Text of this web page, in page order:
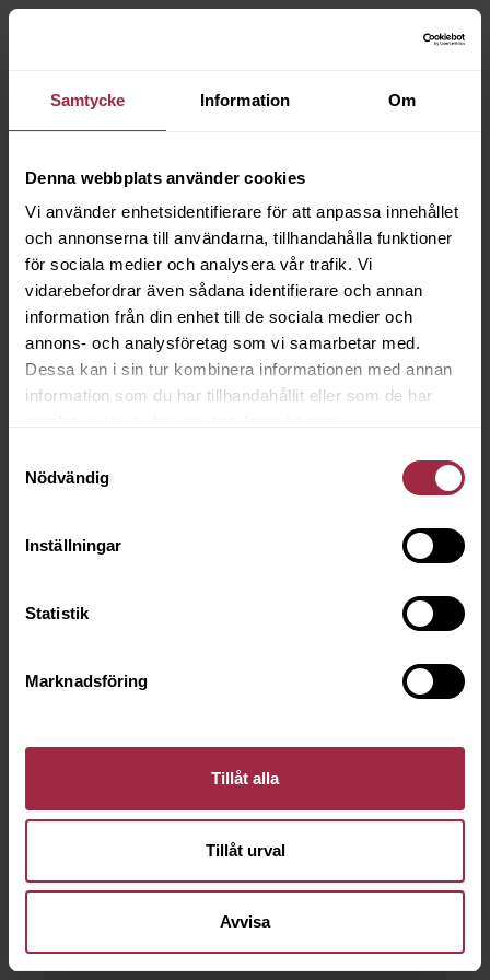
Samtycke Information Om
Denna webbplats använder cookies
Vi använder enhetsidentifierare för att anpassa innehållet
och annonserna till användarna, tillhandahålla funktioner
för sociala medier och analysera vår trafik. Vi
vidarebefordrar även sådana identifierare och annan
information från din enhet till de sociala medier och
annons- och analysföretag som vi samarbetar med.
Dessa kan i sin tur kombinera informationen med annan
information som du har tillhandahållit eller som de har
Nödvändig
Inställningar
Statistik
Marknadsföring
Tillåt alla
Tillåt urval
Avvisa